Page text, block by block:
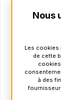
Warnock
Prix régulier :
en stock
TTC : De
Nous
Les
de cette
à des